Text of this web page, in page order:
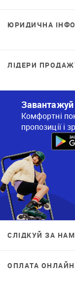
ЮРИДИЧНА
ЛІДЕРИ
Завантажуй
Комфортні
пропозиції і
СЛІДКУЙ ЗА
ОПЛАТА ОНЛАЙН